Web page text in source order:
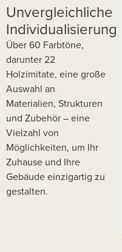
Unvergleichliche
Individualisierung
Über 60 Farbtöne,
darunter 22
Holzimitate, eine große
Auswahl an
Materialien, Strukturen
und Zubehör – eine
Vielzahl von
Möglichkeiten, um Ihr
Zuhause und Ihre
Gebäude einzigartig zu
gestalten.